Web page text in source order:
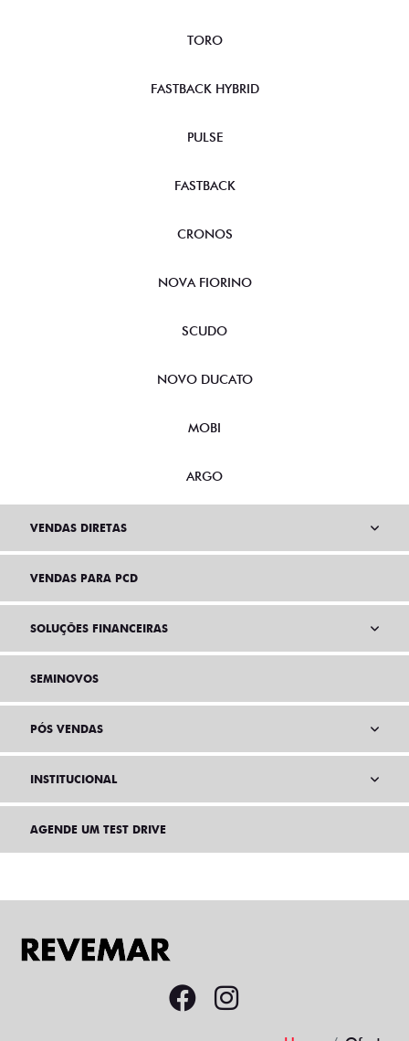
TORO
FASTBACK HYBRID
PULSE
FASTBACK
CRONOS
NOVA FIORINO
SCUDO
NOVO DUCATO
MOBI
ARGO
VENDAS DIRETAS
VENDAS PARA PCD
SOLUÇÕES FINANCEIRAS
SEMINOVOS
PÓS VENDAS
INSTITUCIONAL
AGENDE UM TEST DRIVE